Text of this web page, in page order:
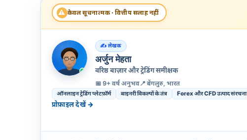
⚠ केवल सूचनात्मक · वित्तीय सलाह नहीं
लेखक
अर्जुन मेहता
वरिष्ठ बाज़ार और ट्रेडिंग समीक्षक
📅 9+ वर्ष अनुभव📍 बेंगलुरु, भारत
ऑनलाइन ट्रेडिंग प्लेटफ़ॉर्म बाइनरी विकल्पों के तंत्र Forex और CFD उत्पाद संरचना
प्रोफ़ाइल देखें →